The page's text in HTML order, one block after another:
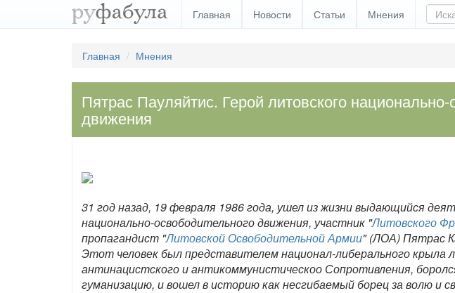
Главная Новости Статьи Мнения
Главная Мнения
Пятрас Пауляйтис. Герой литовского национально-
движения
31 год назад, 19 февраля 1986 года, ушел из жизни выдающийся
национально-освободительного движения, участник "Литовского
пропагандист "Литовской Освободительной Армии" (ЛОА) Пятрас
Этот человек был представителем национал-либерального крыла
антинацистского и антикоммунистическоо Сопротивления,
гуманизацию, и вошел в историю как несгибаемый борец за волю и